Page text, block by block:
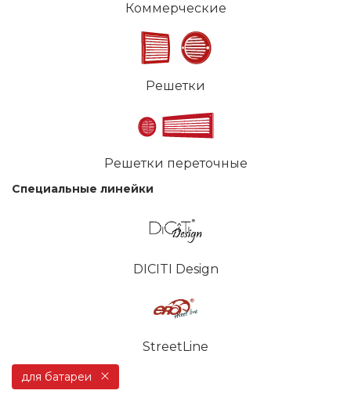
Коммерческие
Решетки
Решетки переточные
Специальные линейки
DICITI Design
StreetLine
для батареи